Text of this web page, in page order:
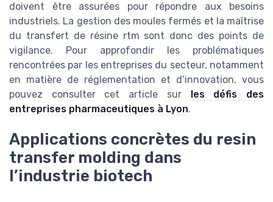
doivent être assurées pour répondre aux besoins
industriels. La gestion des moules fermés et la maîtrise
du transfert de résine rtm sont donc des points de
vigilance. Pour approfondir les problématiques
rencontrées par les entreprises du secteur, notamment
en matière de réglementation et d’innovation, vous
pouvez consulter cet article sur les défis des
entreprises pharmaceutiques à Lyon.
Applications concrètes du resin
transfer molding dans
l’industrie biotech